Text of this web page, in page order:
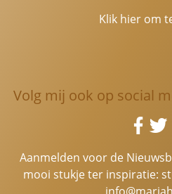
Klik hier om
Volg mij ook op social
Aanmelden voor de
mooi stukje ter inspiratie: